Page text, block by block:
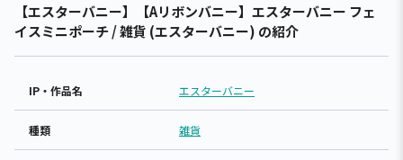
【エスターバニー】【Aリボンバニー】エスターバニー フェ
イスミニポーチ / 雑貨 (エスターバニー) の紹介
IP・作品名 エスターバニー
種類 雑貨